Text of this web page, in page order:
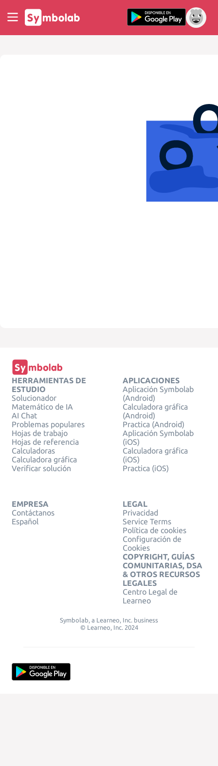
HERRAMIENTAS DE
ESTUDIO
Solucionador
Matemático de IA
AI Chat
Problemas populares
Hojas de trabajo
Hojas de referencia
Calculadoras
Calculadora gráfica
Verificar solución
APLICACIONES
Aplicación Symbolab
(Android)
Calculadora gráfica
(Android)
Practica (Android)
Aplicación Symbolab
(iOS)
Calculadora gráfica
(iOS)
Practica (iOS)
EMPRESA
Contáctanos
Español
LEGAL
Privacidad
Service Terms
Política de cookies
Configuración de
Cookies
COPYRIGHT, GUÍAS
COMUNITARIAS, DSA
& OTROS RECURSOS
LEGALES
Centro Legal de
Learneo
Symbolab, a Learneo, Inc. business
© Learneo, Inc. 2024